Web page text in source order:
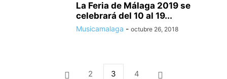
La Feria de Málaga 2019 se
celebrará del 10 al 19...
Musicamalaga - octubre 26, 2018
2 3 4